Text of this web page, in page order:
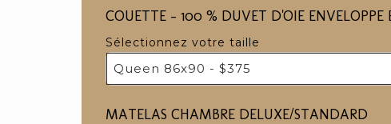
COUETTE - 100 % DUVET D'OIE ENVELOPPE
Sélectionnez votre taille
Queen 86x90 - $375
MATELAS CHAMBRE DELUXE/STANDARD